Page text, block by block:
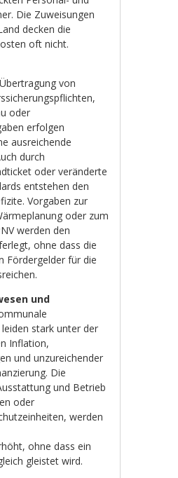
Die Zuweisungen
decken die
oft nicht.
Übertragung von
oder
erfolgen
ausreichende
durch
oder veränderte
entstehen den
Vorgaben zur
oder zum
werden den
ohne dass die
Fördergelder für die
und
stark unter der
Inflation,
und unzureichender
Die
und Betrieb
oder
werden
ohne dass ein
gleistet wird.